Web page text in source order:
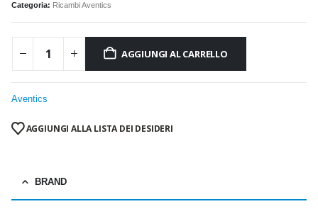
Categoria: Ricambi Aventics
AGGIUNGI AL CARRELLO
Aventics
AGGIUNGI ALLA LISTA DEI DESIDERI
BRAND